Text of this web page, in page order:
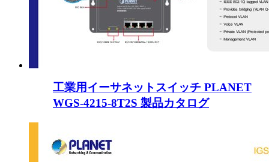
工業用イーサネットスイッチ PLANET
WGS-4215-8T2S 製品カタログ